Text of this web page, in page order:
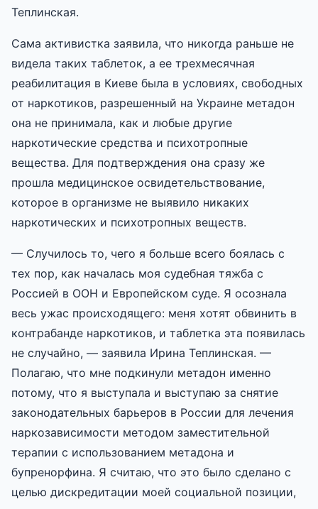
Теплинская.
Сама активистка заявила, что никогда раньше не
видела таких таблеток, а ее трехмесячная
реабилитация в Киеве была в условиях, свободных
от наркотиков, разрешенный на Украине метадон
она не принимала, как и любые другие
наркотические средства и психотропные
вещества. Для подтверждения она сразу же
прошла медицинское освидетельствование,
которое в организме не выявило никаких
наркотических и психотропных веществ.
— Cлучилось то, чего я больше всего боялась с
тех пор, как началась моя судебная тяжба с
Россией в ООН и Европейском суде. Я осознала
весь ужас происходящего: меня хотят обвинить в
контрабанде наркотиков, и таблетка эта появилась
не случайно, — заявила Ирина Теплинская. —
Полагаю, что мне подкинули метадон именно
потому, что я выступала и выступаю за снятие
законодательных барьеров в России для лечения
наркозависимости методом заместительной
терапии с использованием метадона и
бупренорфина. Я считаю, что это было сделано с
целью дискредитации моей социальной позиции,